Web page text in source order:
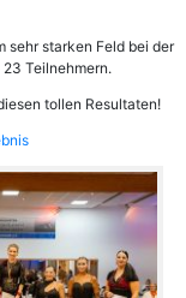
sehr starken Feld bei der
Teilnehmern.
tollen Resultaten!